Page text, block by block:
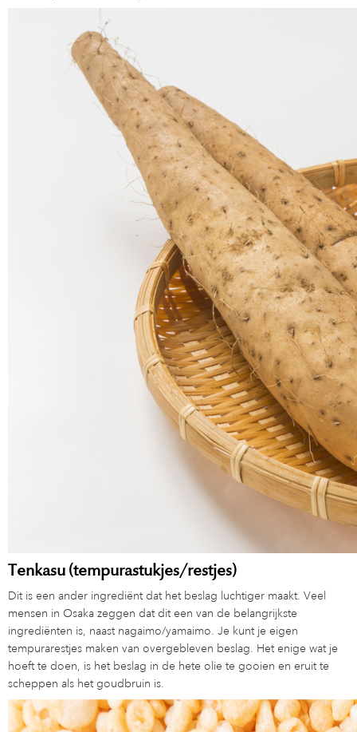
Tenkasu (tempurastukjes/restjes)
Dit is een ander ingrediënt dat het beslag luchtiger maakt. Veel
mensen in Osaka zeggen dat dit een van de belangrijkste
ingrediënten is, naast nagaimo/yamaimo. Je kunt je eigen
tempurarestjes maken van overgebleven beslag. Het enige wat je
hoeft te doen, is het beslag in de hete olie te gooien en eruit te
scheppen als het goudbruin is.